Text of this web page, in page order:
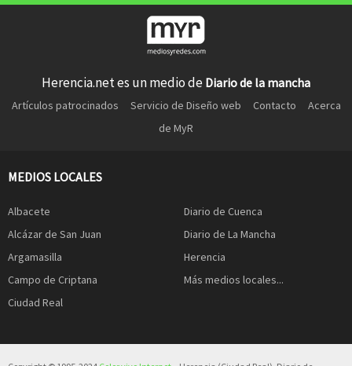
Herencia.net es un medio de Diario de la mancha
Artículos patrocinados Servicio de Diseño web Contacto
Acerca
de MyR
MEDIOS LOCALES
Albacete
Alcázar de San Juan
Argamasilla
Campo de Criptana
Ciudad Real
Diario de Cuenca
Diario de La Mancha
Herencia
Más medios locales...